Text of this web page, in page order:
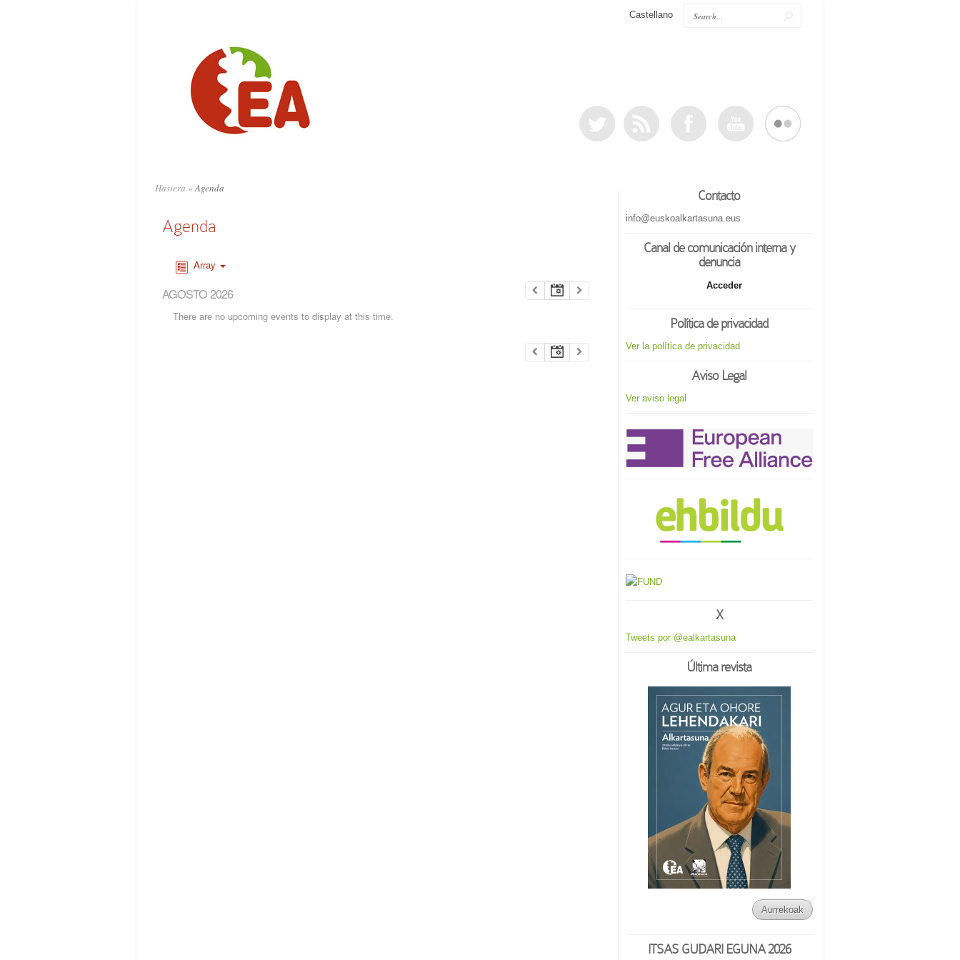
Castellano
Hasiera »Agenda
Agenda
Array
AGOSTO 2026
There are no upcoming events to display at this time.
Contacto
info@euskoalkartasuna.eus
Canal de comunicación interna y
denuncia
Acceder
Política de privacidad
Ver la política de privacidad
Aviso Legal
Ver aviso legal
X
Tweets por @ealkartasuna
Última revista
Aurrekoak
ITSAS GUDARI EGUNA 2026